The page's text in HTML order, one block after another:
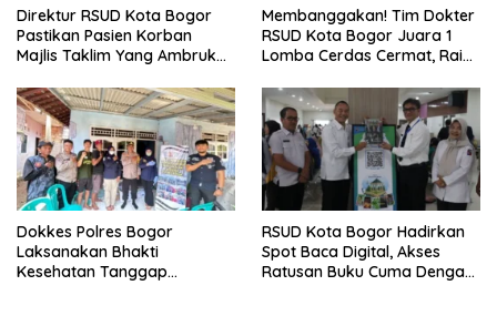
Direktur RSUD Kota Bogor
Pastikan Pasien Korban
Majlis Taklim Yang Ambruk
Perawatan Maksimal
Membanggakan! Tim Dokter
RSUD Kota Bogor Juara 1
Lomba Cerdas Cermat, Raih
Se-Bogor
Dokkes Polres Bogor
Laksanakan Bhakti
Kesehatan Tanggap
RSUD Kota Bogor Hadirkan
Spot Baca Digital, Akses
Ratusan Buku Cuma Dengan